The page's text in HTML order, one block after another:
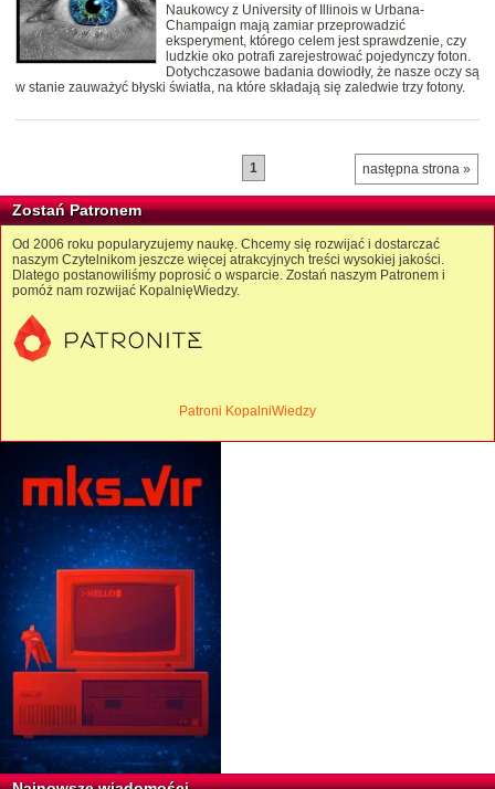
Naukowcy z University of Illinois w Urbana-
Champaign mają zamiar przeprowadzić
eksperyment, którego celem jest sprawdzenie, czy
ludzkie oko potrafi zarejestrować pojedynczy foton.
Dotychczasowe badania dowiodły, że nasze oczy są
w stanie zauważyć błyski światła, na które składają się zaledwie trzy fotony.
następna strona »
1
Zostań Patronem
Od 2006 roku popularyzujemy naukę. Chcemy się rozwijać i dostarczać
naszym Czytelnikom jeszcze więcej atrakcyjnych treści wysokiej jakości.
Dlatego postanowiliśmy poprosić o wsparcie. Zostań naszym Patronem i
pomóż nam rozwijać KopalnięWiedzy.
Patroni KopalniWiedzy